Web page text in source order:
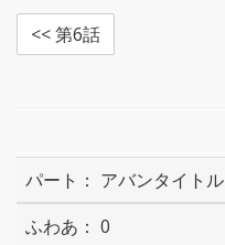
<< 第6話
アバンタイトル
0